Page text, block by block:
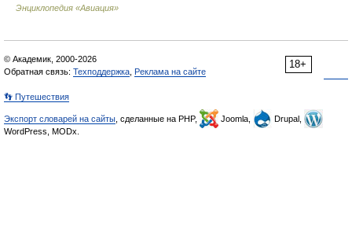
Энциклопедия «Авиация»
18+
© Академик, 2000-2026
Обратная связь: Техподдержка Реклама на сайте
👣 Путешествия
Экспорт словарей на сайты , сделанные на PHP, Joomla,
Drupal,
WordPress, MODx.